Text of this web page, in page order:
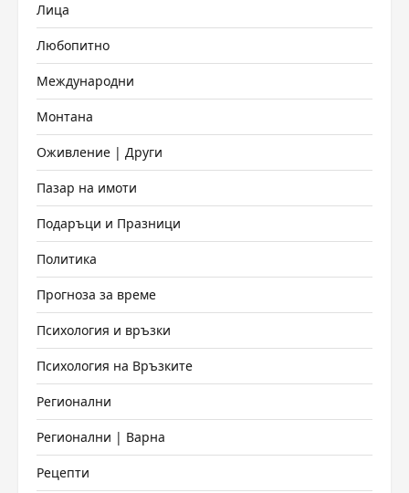
Лица
Любопитно
Международни
Монтана
Оживление | Други
Пазар на имоти
Подаръци и Празници
Политика
Прогноза за време
Психология и връзки
Психология на Връзките
Регионални
Регионални | Варна
Рецепти